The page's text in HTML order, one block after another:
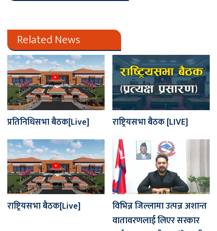
Related News
प्रतिनिधिसभा बैठक[Live] राष्ट्रियसभा बैठक [LIVE]
राष्ट्रियसभा बैठक[Live]
विभिन्न जिल्लामा उत्पन्न अशान्त
वातावरणलाई लिएर सरकार